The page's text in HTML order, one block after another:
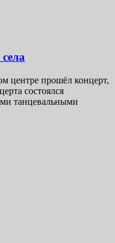
центре прошёл концерт,
состоялся
танцевальными